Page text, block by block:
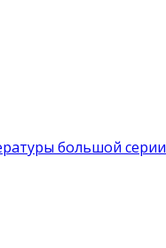
большой серии